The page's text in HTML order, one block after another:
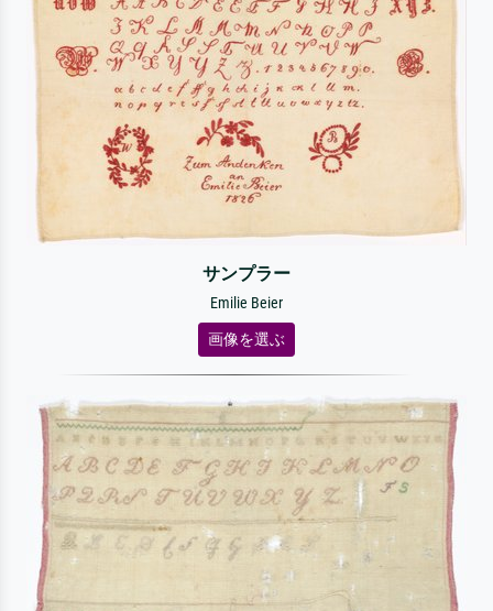
サンプラー
Emilie Beier
画像を選ぶ